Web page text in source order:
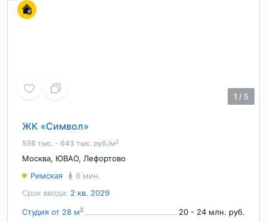
1 / 5
ЖК «Символ»
538 тыс. - 643 тыс. руб./м2
Москва, ЮВАО, Лефортово
Срок ввода: 2 кв. 2029
Римская 6 мин.
Студия от 28 м2
20 - 24 млн. руб.